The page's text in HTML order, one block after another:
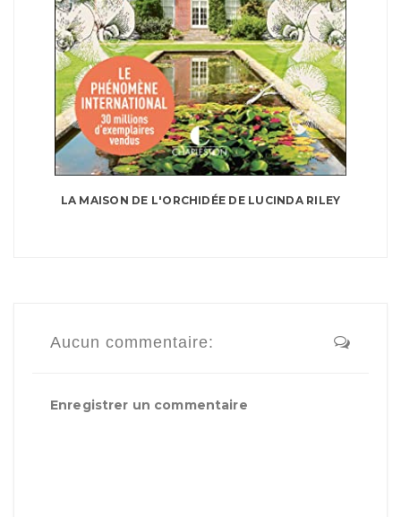
LA MAISON DE L'ORCHIDÉE DE LUCINDA RILEY
Aucun commentaire:
Enregistrer un commentaire